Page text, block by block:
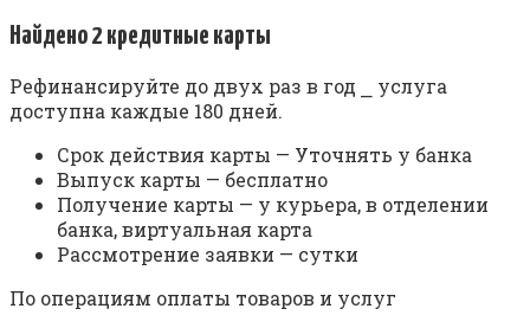
Найдено 2 кредитные карты
Рефинансируйте до двух раз в год ⎯ услуга
доступна каждые 180 дней.
Срок действия карты — Уточнять у банка
Выпуск карты — бесплатно
Получение карты — у курьера, в отделении
банка, виртуальная карта
Рассмотрение заявки — сутки
По операциям оплаты товаров и услуг